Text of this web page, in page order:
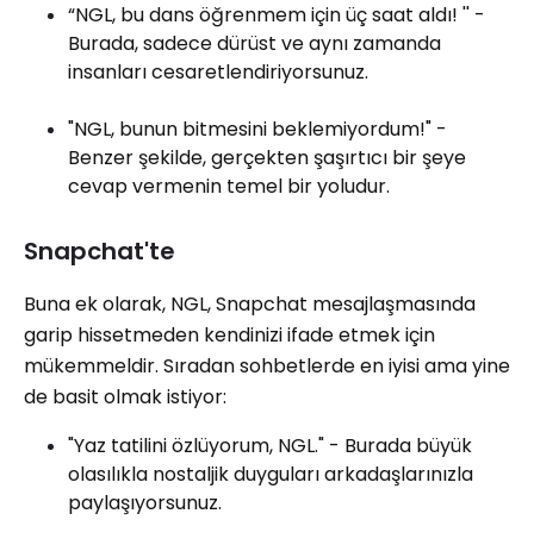
“NGL, bu dans öğrenmem için üç saat aldı! '' -
Burada, sadece dürüst ve aynı zamanda
insanları cesaretlendiriyorsunuz.
"NGL, bunun bitmesini beklemiyordum!" -
Benzer şekilde, gerçekten şaşırtıcı bir şeye
cevap vermenin temel bir yoludur.
Snapchat'te
Buna ek olarak, NGL, Snapchat mesajlaşmasında
garip hissetmeden kendinizi ifade etmek için
mükemmeldir. Sıradan sohbetlerde en iyisi ama yine
de basit olmak istiyor:
"Yaz tatilini özlüyorum, NGL." - Burada büyük
olasılıkla nostaljik duyguları arkadaşlarınızla
paylaşıyorsunuz.